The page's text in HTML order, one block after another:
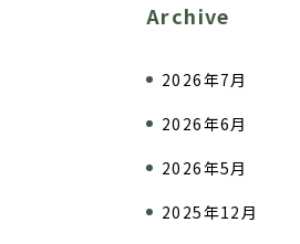
Archive
2026年7月
2026年6月
2026年5月
2025年12月